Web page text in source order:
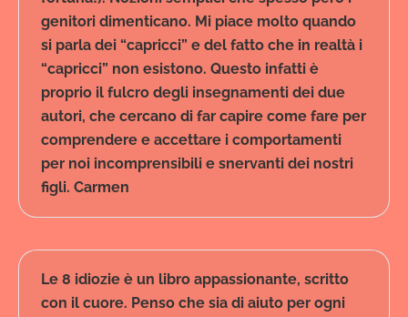
genitori dimenticano. Mi piace molto quando
si parla dei “capricci” e del fatto che in realtà i
“capricci” non esistono. Questo infatti è
proprio il fulcro degli insegnamenti dei due
autori, che cercano di far capire come fare per
comprendere e accettare i comportamenti
per noi incomprensibili e snervanti dei nostri
figli. Carmen
Le 8 idiozie è un libro appassionante, scritto
con il cuore. Penso che sia di aiuto per ogni